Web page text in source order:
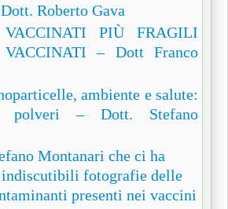
Roberto Gava
PIÙ FRAGILI
– Dott Franco
ambiente e salute:
polveri – Dott. Stefano
Montanari che ci ha
indiscutibili fotografie delle
presenti nei vaccini